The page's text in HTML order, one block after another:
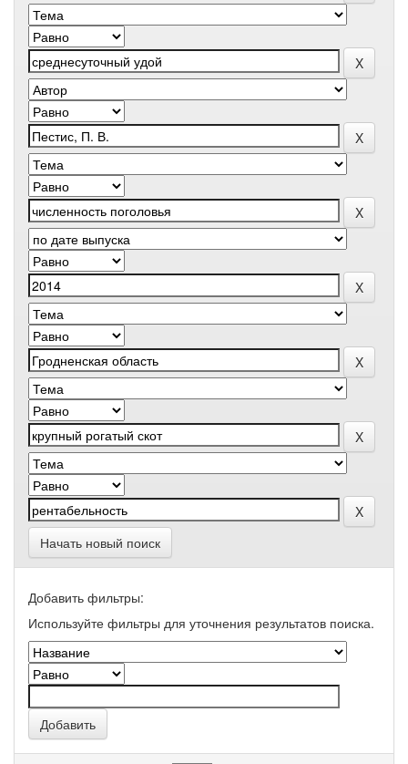
Начать новый поиск
Добавить фильтры:
Используйте фильтры для уточнения результатов поиска.